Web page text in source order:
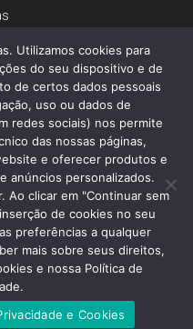
da Santa Casa de São
reservados.
e Cookies
Utilizamos cookies para
do seu dispositivo e de
de certos dados pessoais
uso ou dados de
redes sociais) nos permite
das nossas páginas,
e oferecer produtos e
anúncios personalizados.
Ao clicar em "Continuar sem
de cookies no seu
preferências a qualquer
mais sobre seus direitos,
e nossa Política de
e Cookies